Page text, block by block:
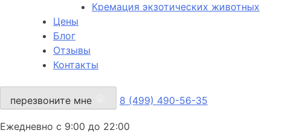
Кремация экзотических животных
Цены
Блог
Отзывы
Контакты
перезвоните мне 8 (499) 490-56-35
Ежедневно с 9:00 до 22:00